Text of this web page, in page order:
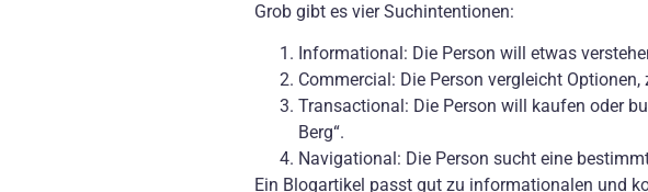
Grob gibt es vier Suchintentionen:
Informational: Die Person will etwas
Commercial: Die Person vergleicht
Transactional: Die Person will kaufen oder
Berg“.
Navigational: Die Person sucht eine
Ein Blogartikel passt gut zu informationalen und